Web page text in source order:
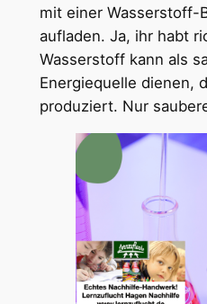
mit einer Wasserstoff-
aufladen. Ja, ihr habt
Wasserstoff kann als
Energiequelle dienen,
produziert. Nur